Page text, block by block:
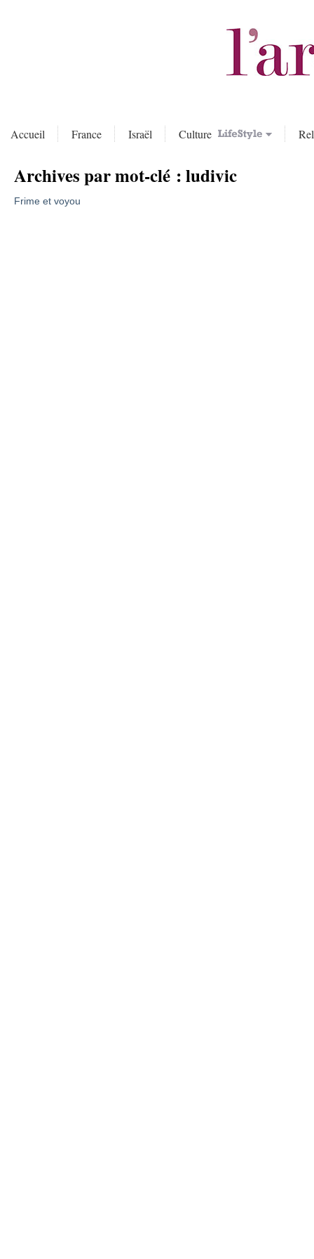
Accueil France Israël Culture
Archives par mot-clé :ludivic
Frime et voyou